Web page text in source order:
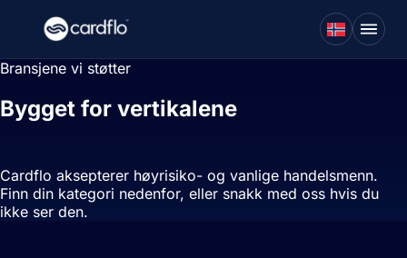
Bransjene vi støtter
Bygget for vertikalene
Cardflo aksepterer høyrisiko- og vanlige handelsmenn.
Finn din kategori nedenfor, eller snakk med oss hvis du
ikke ser den.